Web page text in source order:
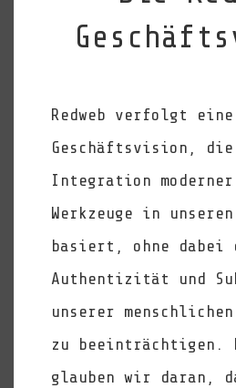
RedAI:
Redweb verfolgt eine
Geschäftsvision,
Integration
Werkzeuge in
basiert, ohne dabei
Authentizität und
unserer
zu beeinträchtigen.
glauben wir daran,